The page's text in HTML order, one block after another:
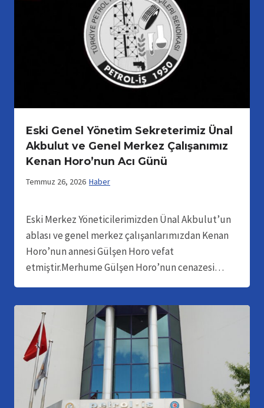
Eski Genel Yönetim Sekreterimiz Ünal
Akbulut ve Genel Merkez Çalışanımız
Kenan Horo’nun Acı Günü
Temmuz 26, 2026 Haber
Eski Merkez Yöneticilerimizden Ünal Akbulut’un
ablası ve genel merkez çalışanlarımızdan Kenan
Horo’nun annesi Gülşen Horo vefat
etmiştir.Merhume Gülşen Horo’nun cenazesi…